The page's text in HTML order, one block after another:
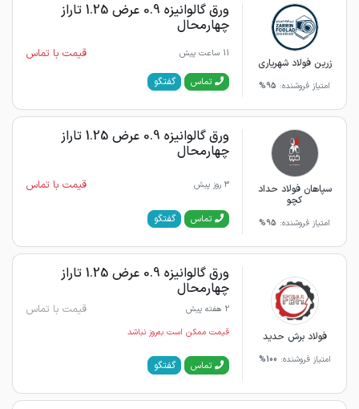
زرین فولاد شهریاری
امتیاز فروشنده: 95%
ورق گالوانیزه 0.9 عرض 1.25 تاراز
چهارمحال
11 ساعت پیش قیمت با تماس
تماس گفتگو
سپاهان فولاد حداد
کچو
امتیاز فروشنده: 95%
ورق گالوانیزه 0.9 عرض 1.25 تاراز
چهارمحال
3 روز پیش قیمت با تماس
تماس گفتگو
فولاد برش حدید
امتیاز فروشنده: 100%
ورق گالوانیزه 0.9 عرض 1.25 تاراز
چهارمحال
2 هفته پیش قیمت با تماس
قیمت ممکن است به‌روز نباشد
تماس گفتگو